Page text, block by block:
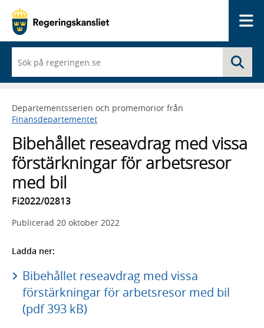
du
börjar
skriva
framträder
en
med
sökförslag
Departementsserien och promemorior från
Finansdepartementet
Bibehållet reseavdrag med vissa
förstärkningar för arbetsresor
med bil
Fi2022/02813
Publicerad 20 oktober 2022
Ladda ner:
Bibehållet reseavdrag med vissa
förstärkningar för arbetsresor med bil
(pdf 393 kB)